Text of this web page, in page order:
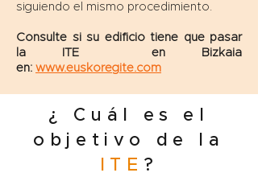
siguiendo el mismo procedimiento.
Consulte si su edificio tiene que pasar
la ITE en Bizkaia
en: www.euskoregite.com
¿ Cuál es el
objetivo de la
ITE ?